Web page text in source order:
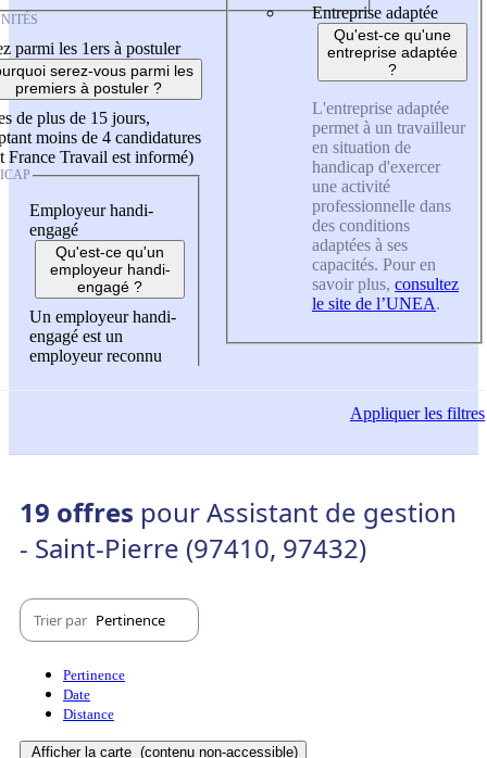
parmi les 1ers à postuler
serez-vous parmi les
premiers à postuler ?
de plus de 15 jours,
moins de 4 candidatures
France Travail est informé)
Employeur handi-
engagé
Qu'est-ce qu'un
employeur handi-
engagé ?
Un employeur handi-
engagé est un
employeur reconnu
Entreprise adaptée
Qu'est-ce qu'une
entreprise adaptée
?
L'entreprise adaptée
permet à un travailleur
en situation de
handicap d'exercer
une activité
professionnelle dans
des conditions
adaptées à ses
capacités. Pour en
savoir plus, consultez
le site de l’UNEA.
Appliquerles filtres
19 offres pour Assistant de gestion
- Saint-Pierre (97410, 97432)
Trier par Pertinence
Pertinence
Date
Distance
Afficher la carte (contenu non-accessible)